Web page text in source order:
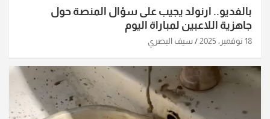
بالفديو.. ارنولد يجيب على سؤال المنصة حول
جاهزية اللاعبين لمباراة اليوم
18 نوفمبر، 2025 سيف البصري